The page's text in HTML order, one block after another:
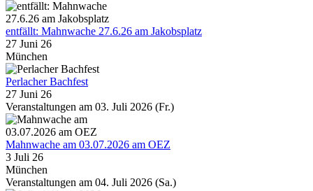
entfällt: Mahnwache 27.6.26 am Jakobsplatz
27 Juni 26
München
Perlacher Bachfest
27 Juni 26
Veranstaltungen am 03. Juli 2026 (Fr.)
Mahnwache am 03.07.2026 am OEZ
3 Juli 26
München
Veranstaltungen am 04. Juli 2026 (Sa.)